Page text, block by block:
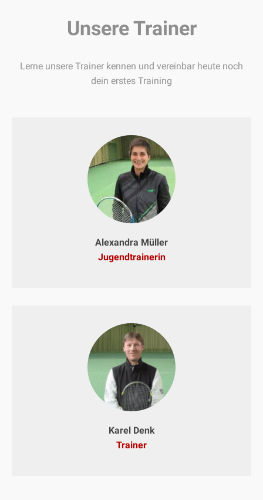
Unsere Trainer
Lerne unsere Trainer kennen und vereinbar heute noch
dein erstes Training
Alexandra Müller
Jugendtrainerin
Karel Denk
Trainer